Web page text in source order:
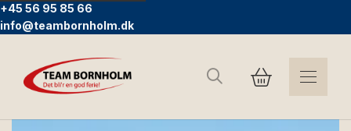
+45 56 95 85 66
info@teambornholm.dk
Søg